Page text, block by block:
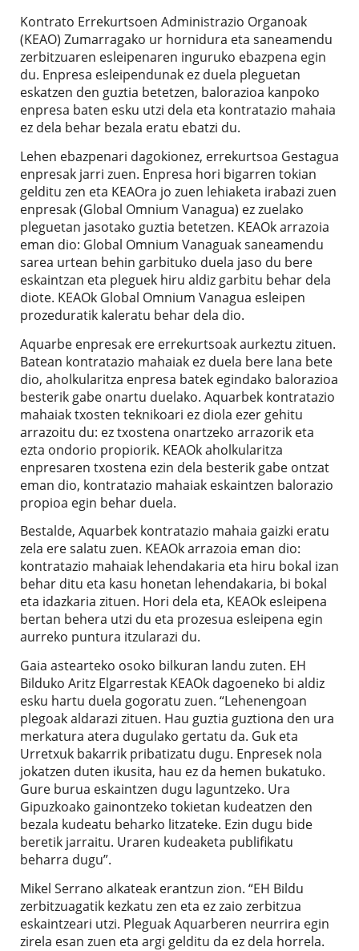
Kontrato Errekurtsoen Administrazio Organoak
(KEAO) Zumarragako ur hornidura eta saneamendu
zerbitzuaren esleipenaren inguruko ebazpena egin
du. Enpresa esleipendunak ez duela pleguetan
eskatzen den guztia betetzen, balorazioa kanpoko
enpresa baten esku utzi dela eta kontratazio mahaia
ez dela behar bezala eratu ebatzi du.
Lehen ebazpenari dagokionez, errekurtsoa Gestagua
enpresak jarri zuen. Enpresa hori bigarren tokian
gelditu zen eta KEAOra jo zuen lehiaketa irabazi zuen
enpresak (Global Omnium Vanagua) ez zuelako
pleguetan jasotako guztia betetzen. KEAOk arrazoia
eman dio: Global Omnium Vanaguak saneamendu
sarea urtean behin garbituko duela jaso du bere
eskaintzan eta pleguek hiru aldiz garbitu behar dela
diote. KEAOk Global Omnium Vanagua esleipen
prozeduratik kaleratu behar dela dio.
Aquarbe enpresak ere errekurtsoak aurkeztu zituen.
Batean kontratazio mahaiak ez duela bere lana bete
dio, aholkularitza enpresa batek egindako balorazioa
besterik gabe onartu duelako. Aquarbek kontratazio
mahaiak txosten teknikoari ez diola ezer gehitu
arrazoitu du: ez txostena onartzeko arrazorik eta
ezta ondorio propiorik. KEAOk aholkularitza
enpresaren txostena ezin dela besterik gabe ontzat
eman dio, kontratazio mahaiak eskaintzen balorazio
propioa egin behar duela.
Bestalde, Aquarbek kontratazio mahaia gaizki eratu
zela ere salatu zuen. KEAOk arrazoia eman dio:
kontratazio mahaiak lehendakaria eta hiru bokal izan
behar ditu eta kasu honetan lehendakaria, bi bokal
eta idazkaria zituen. Hori dela eta, KEAOk esleipena
bertan behera utzi du eta prozesua esleipena egin
aurreko puntura itzularazi du.
Gaia astearteko osoko bilkuran landu zuten. EH
Bilduko Aritz Elgarrestak KEAOk dagoeneko bi aldiz
esku hartu duela gogoratu zuen. “Lehenengoan
plegoak aldarazi zituen. Hau guztia guztiona den ura
merkatura atera dugulako gertatu da. Guk eta
Urretxuk bakarrik pribatizatu dugu. Enpresek nola
jokatzen duten ikusita, hau ez da hemen bukatuko.
Gure burua eskaintzen dugu laguntzeko. Ura
Gipuzkoako gainontzeko tokietan kudeatzen den
bezala kudeatu beharko litzateke. Ezin dugu bide
beretik jarraitu. Uraren kudeaketa publifikatu
beharra dugu”.
Mikel Serrano alkateak erantzun zion. “EH Bildu
zerbitzuagatik kezkatu zen eta ez zaio zerbitzua
eskaintzeari utzi. Pleguak Aquarberen neurrira egin
zirela esan zuen eta argi gelditu da ez dela horrela.